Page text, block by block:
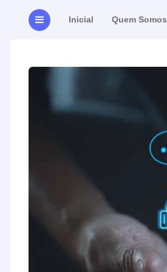
Inicial Quem Somos